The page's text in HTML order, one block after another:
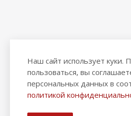
2026 © "Рыбак и Рыбачок" -
Наш сайт использует куки.
пользоваться, вы
персональных данных в
политикой